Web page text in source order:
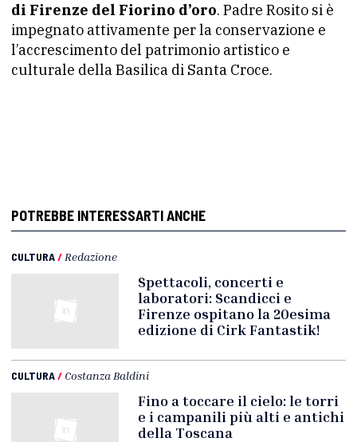
di Firenze del Fiorino d’oro. Padre Rosito si è
impegnato attivamente per la conservazione e
l’accrescimento del patrimonio artistico e
culturale della Basilica di Santa Croce.
POTREBBE INTERESSARTI ANCHE
CULTURA/ Redazione
Spettacoli, concerti e
laboratori: Scandicci e
Firenze ospitano la 20esima
edizione di Cirk Fantastik!
CULTURA/ Costanza Baldini
Fino a toccare il cielo: le torri
e i campanili più alti e antichi
della Toscana